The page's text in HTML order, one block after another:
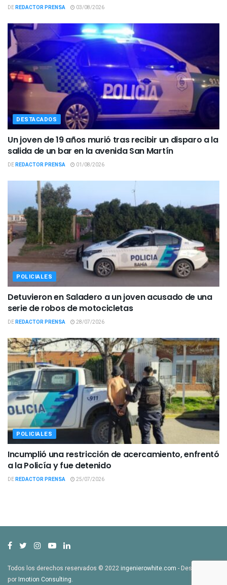
DEREDACTOR PRENSA 03/08/2026
DESTACADOS
Un joven de 19 años murió tras recibir un disparo a la
salida de un bar en la avenida San Martín
DEREDACTOR PRENSA 01/08/2026
POLICIALES
Detuvieron en Saladero a un joven acusado de una
serie de robos de motocicletas
DEREDACTOR PRENSA 28/07/2026
POLICIALES
Incumplió una restricción de acercamiento, enfrentó
a la Policía y fue detenido
DEREDACTOR PRENSA 25/07/2026
Todos los derechos reservados © 2022ingenierowhite.com - Desarrollado
porImotion Consulting.